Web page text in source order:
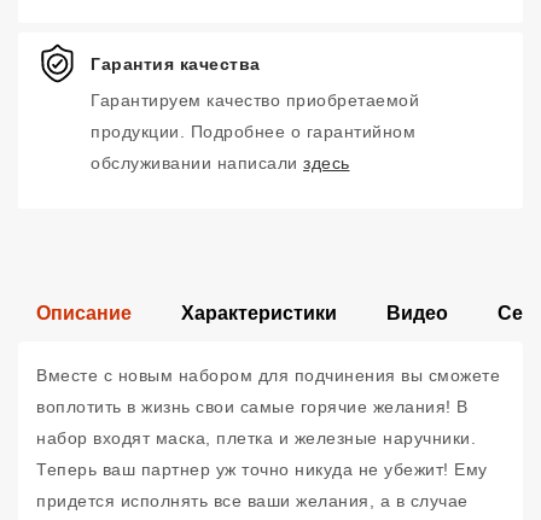
Гарантия качества
Гарантируем качество приобретаемой
продукции. Подробнее о гарантийном
обслуживании написали здесь
Описание Характеристики Видео
Вместе с новым набором для подчинения вы сможете
воплотить в жизнь свои самые горячие желания! В
набор входят маска, плетка и железные наручники.
Теперь ваш партнер уж точно никуда не убежит! Ему
придется исполнять все ваши желания, а в случае